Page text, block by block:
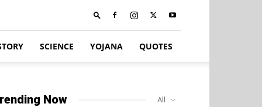
SCIENCE YOJANA QUOTES
Now All